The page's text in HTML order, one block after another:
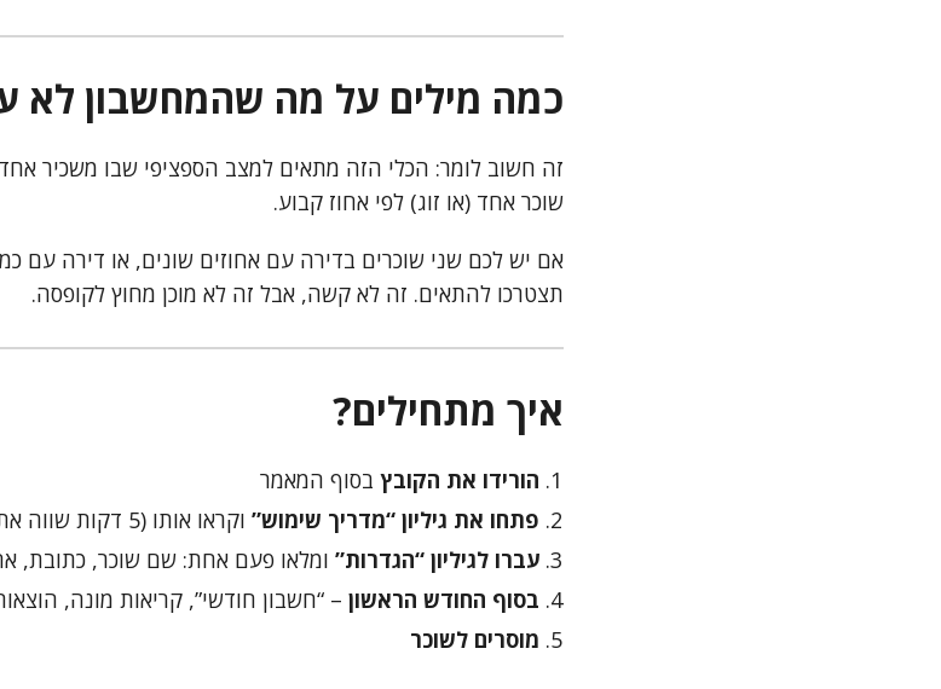
כמה מילים על מה שהמחשבון לא
זה חשוב לומר: הכלי הזה מתאים למצב הספציפי שבו משכיר
שוכר אחד (או זוג) לפי אחוז קבוע.
אם יש לכם שני שוכרים בדירה עם אחוזים שונים, או דירה עם
תצטרכו להתאים. זה לא קשה, אבל זה לא מוכן מחוץ לקופסה.
איך מתחילים?
הורידו את הקובץ בסוף המאמר
פתחו את גיליון “מדריך שימוש” וקראו אותו (5 דקות שווה את הזמן)
עברו לגיליון “הגדרות” ומלאו פעם אחת: שם שוכר, כתובת,
בסוף החודש הראשון – “חשבון חודשי”, קריאות מונה,
מוסרים לשוכר